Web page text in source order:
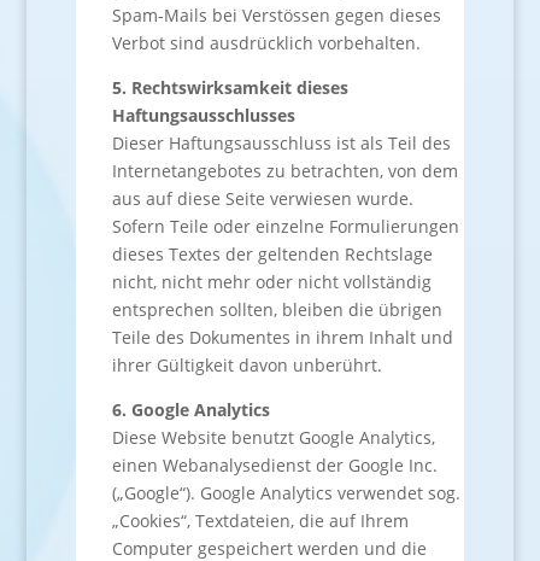
Spam-Mails bei Verstössen gegen dieses
Verbot sind ausdrücklich vorbehalten.
5. Rechtswirksamkeit dieses
Haftungsausschlusses
Dieser Haftungsausschluss ist als Teil des
Internetangebotes zu betrachten, von dem
aus auf diese Seite verwiesen wurde.
Sofern Teile oder einzelne Formulierungen
dieses Textes der geltenden Rechtslage
nicht, nicht mehr oder nicht vollständig
entsprechen sollten, bleiben die übrigen
Teile des Dokumentes in ihrem Inhalt und
ihrer Gültigkeit davon unberührt.
6. Google Analytics
Diese Website benutzt Google Analytics,
einen Webanalysedienst der Google Inc.
(„Google“). Google Analytics verwendet sog.
„Cookies“, Textdateien, die auf Ihrem
Computer gespeichert werden und die